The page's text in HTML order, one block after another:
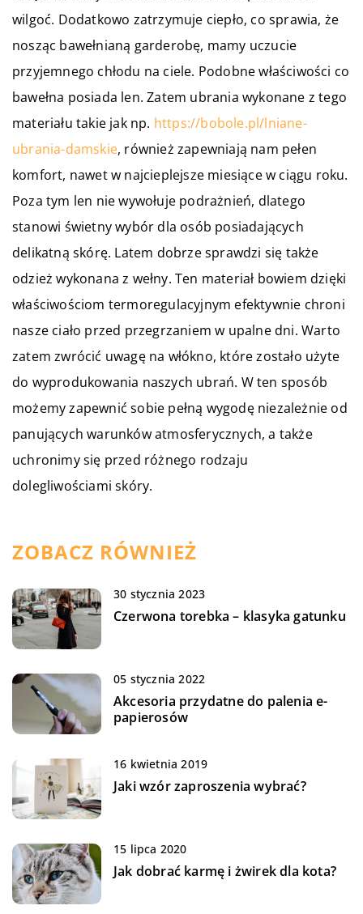
wilgoć. Dodatkowo zatrzymuje ciepło, co sprawia, że
nosząc bawełnianą garderobę, mamy uczucie
przyjemnego chłodu na ciele. Podobne właściwości co
bawełna posiada len. Zatem ubrania wykonane z tego
materiału takie jak np. https://bobole.pl/lniane-
ubrania-damskie, również zapewniają nam pełen
komfort, nawet w najcieplejsze miesiące w ciągu roku.
Poza tym len nie wywołuje podrażnień, dlatego
stanowi świetny wybór dla osób posiadających
delikatną skórę. Latem dobrze sprawdzi się także
odzież wykonana z wełny. Ten materiał bowiem dzięki
właściwościom termoregulacyjnym efektywnie chroni
nasze ciało przed przegrzaniem w upalne dni. Warto
zatem zwrócić uwagę na włókno, które zostało użyte
do wyprodukowania naszych ubrań. W ten sposób
możemy zapewnić sobie pełną wygodę niezależnie od
panujących warunków atmosferycznych, a także
uchronimy się przed różnego rodzaju
dolegliwościami skóry.
ZOBACZ RÓWNIEŻ
30 stycznia 2023
Czerwona torebka – klasyka gatunku
05 stycznia 2022
Akcesoria przydatne do palenia e-
papierosów
16 kwietnia 2019
Jaki wzór zaproszenia wybrać?
15 lipca 2020
Jak dobrać karmę i żwirek dla kota?